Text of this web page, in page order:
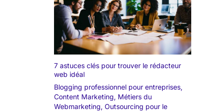
7 astuces clés pour trouver le rédacteur
web idéal
Blogging professionnel pour entreprises,
Content Marketing, Métiers du
Webmarketing, Outsourcing pour le